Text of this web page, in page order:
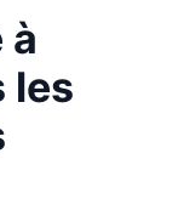
à
les